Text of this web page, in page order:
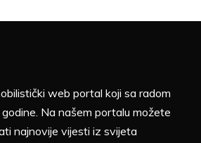
web portal koji sa radom
Na našem portalu možete
najnovije vijesti iz svijeta